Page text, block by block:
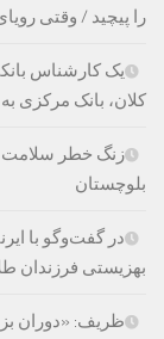
را پیچید / وقتی
یک کارشناس
کلان، بانک مرکزی
زنگ خطر سلامت
بلوچستان
بهزیستی فرزندان
ظریف: «دوران